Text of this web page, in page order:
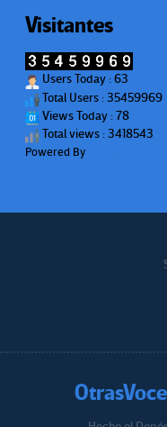
Visitantes
Users Today : 63
Total Users : 35459969
Views Today : 78
Total views : 3418543
Powered By